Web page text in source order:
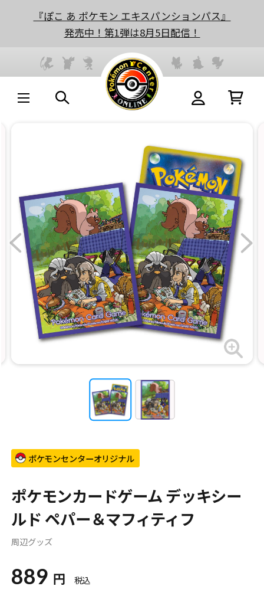
『ぽこ あ ポケモン エキスパンションパス』
発売中！第1弾は8月5日配信！
ポケモンセンターオリジナル
ポケモンカードゲーム デッキシー
ルド ペパー＆マフィティフ
周辺グッズ
889 円 税込